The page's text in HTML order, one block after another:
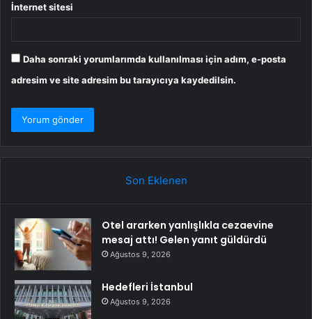
İnternet sitesi
Daha sonraki yorumlarımda kullanılması için adım, e-posta
adresim ve site adresim bu tarayıcıya kaydedilsin.
Son Eklenen
Otel ararken yanlışlıkla cezaevine
mesaj attı! Gelen yanıt güldürdü
Ağustos 9, 2026
Hedefleri İstanbul
Ağustos 9, 2026